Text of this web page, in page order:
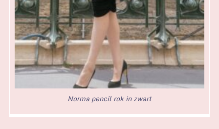
Norma pencil rok in zwart